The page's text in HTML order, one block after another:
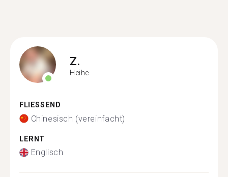
Z.
Heihe
FLIESSEND
Chinesisch (vereinfacht)
LERNT
Englisch